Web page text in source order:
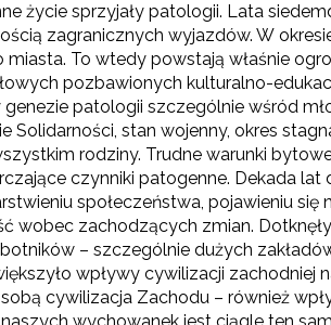
życie sprzyjały patologii. Lata
zagranicznych wyjazdów. W
miasta. To wtedy powstają właśnie
pozbawionych kulturalno-
genezie patologii szczególnie wśród
Solidarności, stan wojenny, okres
rodziny. Trudne warunki
czynniki patogenne. Dekada
społeczeństwa, pojawieniu
wobec zachodzących zmian.
– szczególnie dużych
wpływy cywilizacji
cywilizacja Zachodu – również
Wyrażam zgodę na przetwarzanie moich danych
marketingowych.
Zapisuję się